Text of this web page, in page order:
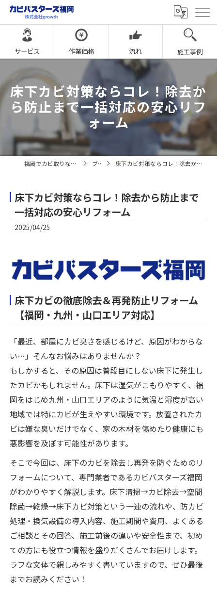
サービス 作業価格 流れ 施工事例
床下カビ対策ならコレ！除去か
ら防止まで一括対応の安心リフ
ォーム
福岡でカビ取りならカビバスターズ福岡 ブログ 床下カビ対策ならコレ！除去から防止まで一括対応の安心リフォーム
床下カビ対策ならコレ！除去から防止まで
一括対応の安心リフォーム
2025/04/25
床下カビの徹底除去＆再発防止リフォーム
【福岡・九州・山口エリア対応】
「最近、部屋にカビ臭さを感じるけど、原因がわからな
い…」そんなお悩みはありませんか？
もしかすると、その原因は普段目にしない床下に発生し
たカビかもしれません。床下は湿気がこもりやすく、福
岡をはじめ九州・山口エリアのように気温と湿度が高い
地域では特にカビが生えやすい環境です。放置されたカ
ビは嫌な臭いだけでなく、家の木材を傷めたり健康にも
悪影響を及ぼす可能性があります。
そこで今回は、床下のカビを除去し再発を防ぐためのリ
フォームについて、専門業者であるカビバスターズ福岡
がわかりやすく解説します。床下清掃→カビ除去→空間
除菌→乾燥→床下カビ対策という一連の流れや、防カビ
処理・換気設備の導入内容、施工期間や費用、よくある
ご相談とその回答、施工前後の違いや安全性まで、初め
ての方にも役立つ情報を盛りだくさんでお届けします。
ラフな文体で親しみやすく書いていますので、ぜひ最後
までお読みください！